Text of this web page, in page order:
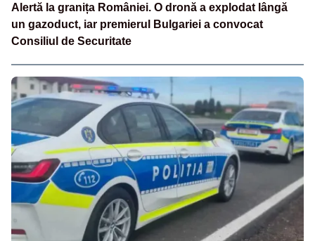
Alertă la granița României. O dronă a explodat lângă
un gazoduct, iar premierul Bulgariei a convocat
Consiliul de Securitate